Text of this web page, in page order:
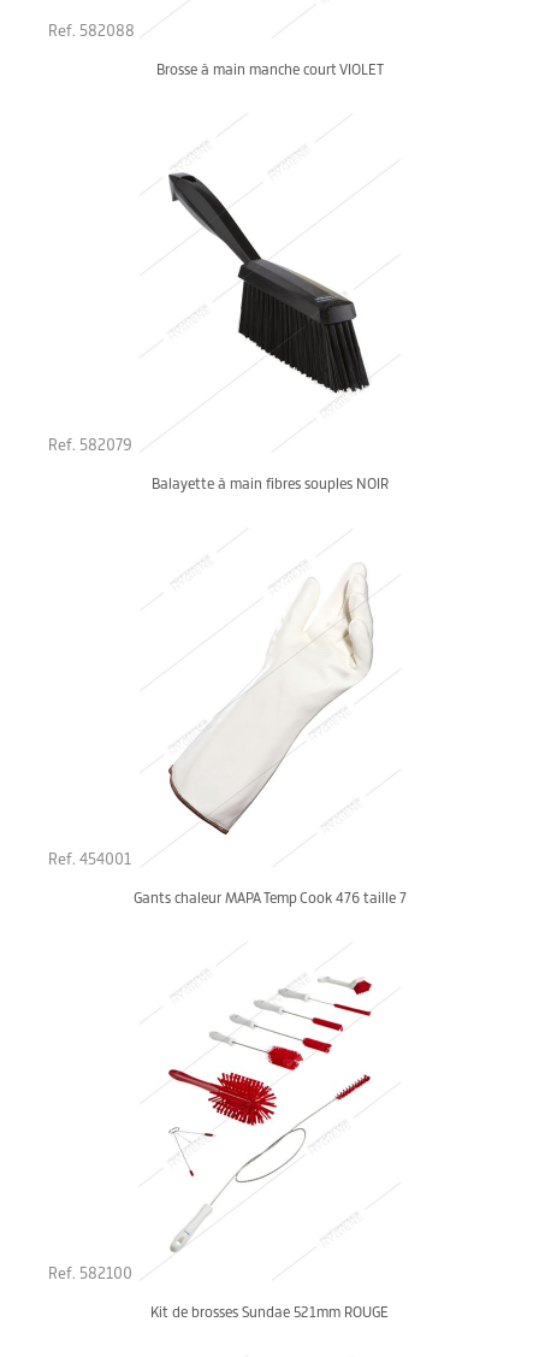
Ref. 582088
Brosse à main manche court VIOLET
Ref. 582079
Balayette à main fibres souples NOIR
Ref. 454001
Gants chaleur MAPA Temp Cook 476 taille 7
Ref. 582100
Kit de brosses Sundae 521mm ROUGE